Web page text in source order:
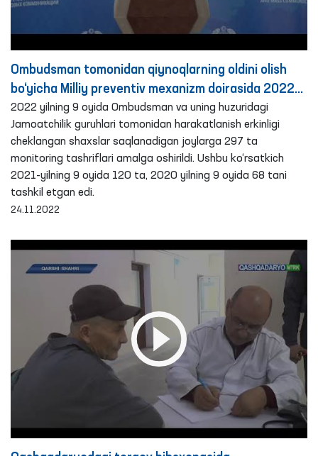
Ombudsman tomonidan qiynoqlarning oldini olish
bo‘yicha Milliy preventiv mexanizm doirasida 2022
yilning 9 oyida amalga oshirilgan monitoring
tashriflari bo‘yicha brifing
2022 yilning 9 oyida Ombudsman va uning huzuridagi
Jamoatchilik guruhlari tomonidan harakatlanish erkinligi
cheklangan shaxslar saqlanadigan joylarga 297 ta
monitoring tashriflari amalga oshirildi. Ushbu ko‘rsatkich
2021-yilning 9 oyida 120 ta, 2020 yilning 9 oyida 68 tani
tashkil etgan edi.
24.11.2022